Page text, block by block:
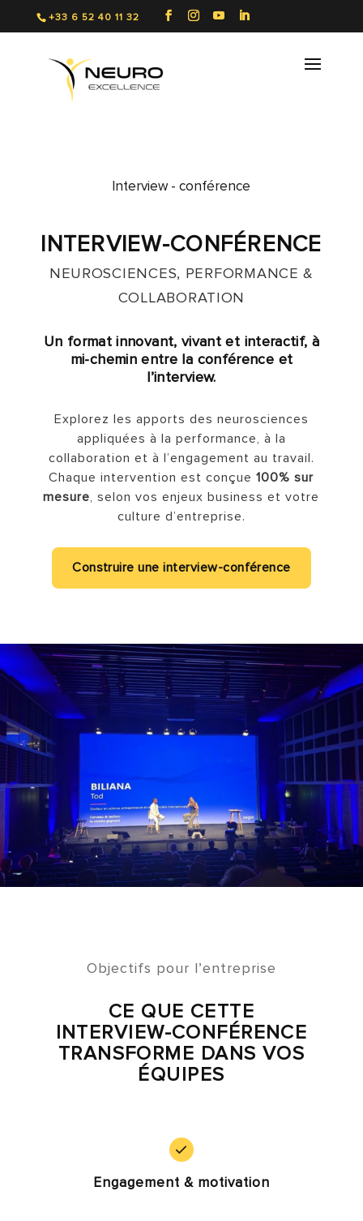
+33 6 52 40 11 32
Interview - conférence
INTERVIEW-CONFÉRENCE
NEUROSCIENCES, PERFORMANCE &
COLLABORATION
Un format innovant, vivant et interactif, à
mi-chemin entre la conférence et
l’interview.
Explorez les apports des neurosciences
appliquées à la performance, à la
collaboration et à l’engagement au travail.
Chaque intervention est conçue100% sur
mesure , selon vos enjeux business et votre
culture d’entreprise.
Construire une interview-conférence
Objectifs pour l’entreprise
CE QUE CETTE
INTERVIEW-CONFÉRENCE
TRANSFORME DANS VOS
ÉQUIPES
Engagement & motivation